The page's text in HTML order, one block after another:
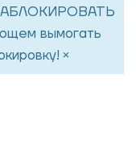
вымогать
×